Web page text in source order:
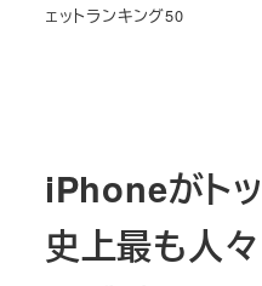
ェットランキング50
iPhoneがト
史上最も人